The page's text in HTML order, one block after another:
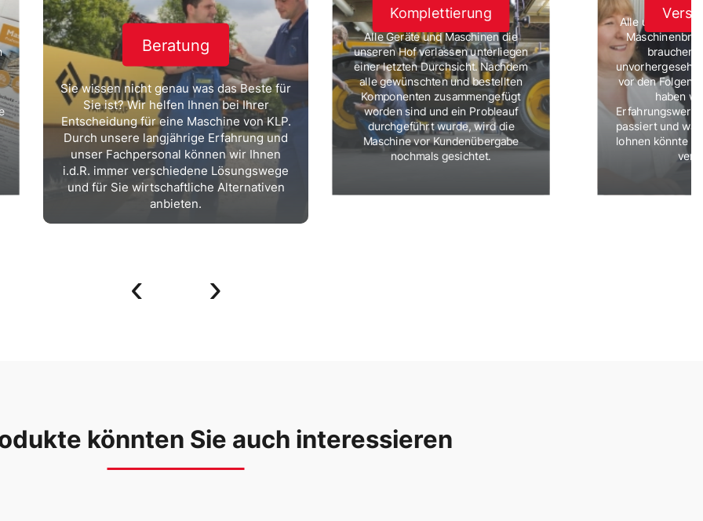
Beratung
Sie wissen nicht genau was das Beste für
Sie ist? Wir helfen Ihnen bei Ihrer
Entscheidung für eine Maschine von KLP.
Durch unsere langjährige Erfahrung und
unser Fachpersonal können wir Ihnen
i.d.R. immer verschiedene Lösungswege
und für Sie wirtschaftliche Alternativen
anbieten.
Komplettierung
Alle Geräte und Maschinen die
unseren Hof verlassen unterliegen
einer letzten Durchsicht. Nachdem
alle gewünschten und bestellten
Komponenten zusammengefügt
worden sind und ein Probleauf
durchgeführt wurde, wird die
Maschine vor Kundenübergabe
nochmals gesichtet.
Alle unsere
brauchen
vor den Folgen
haben
passiert und
lohnen könnte
‹ ›
könnten Sie auch interessieren